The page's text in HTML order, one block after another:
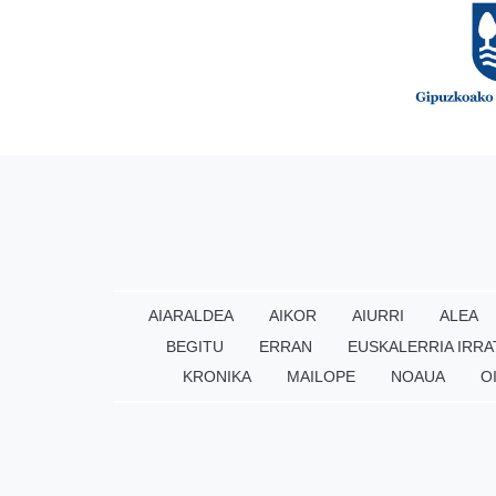
AIARALDEA AIKOR AIURRI ALEA
BEGITU
ERRAN EUSKALERRIA
KRONIKA
MAILOPE NOAUA